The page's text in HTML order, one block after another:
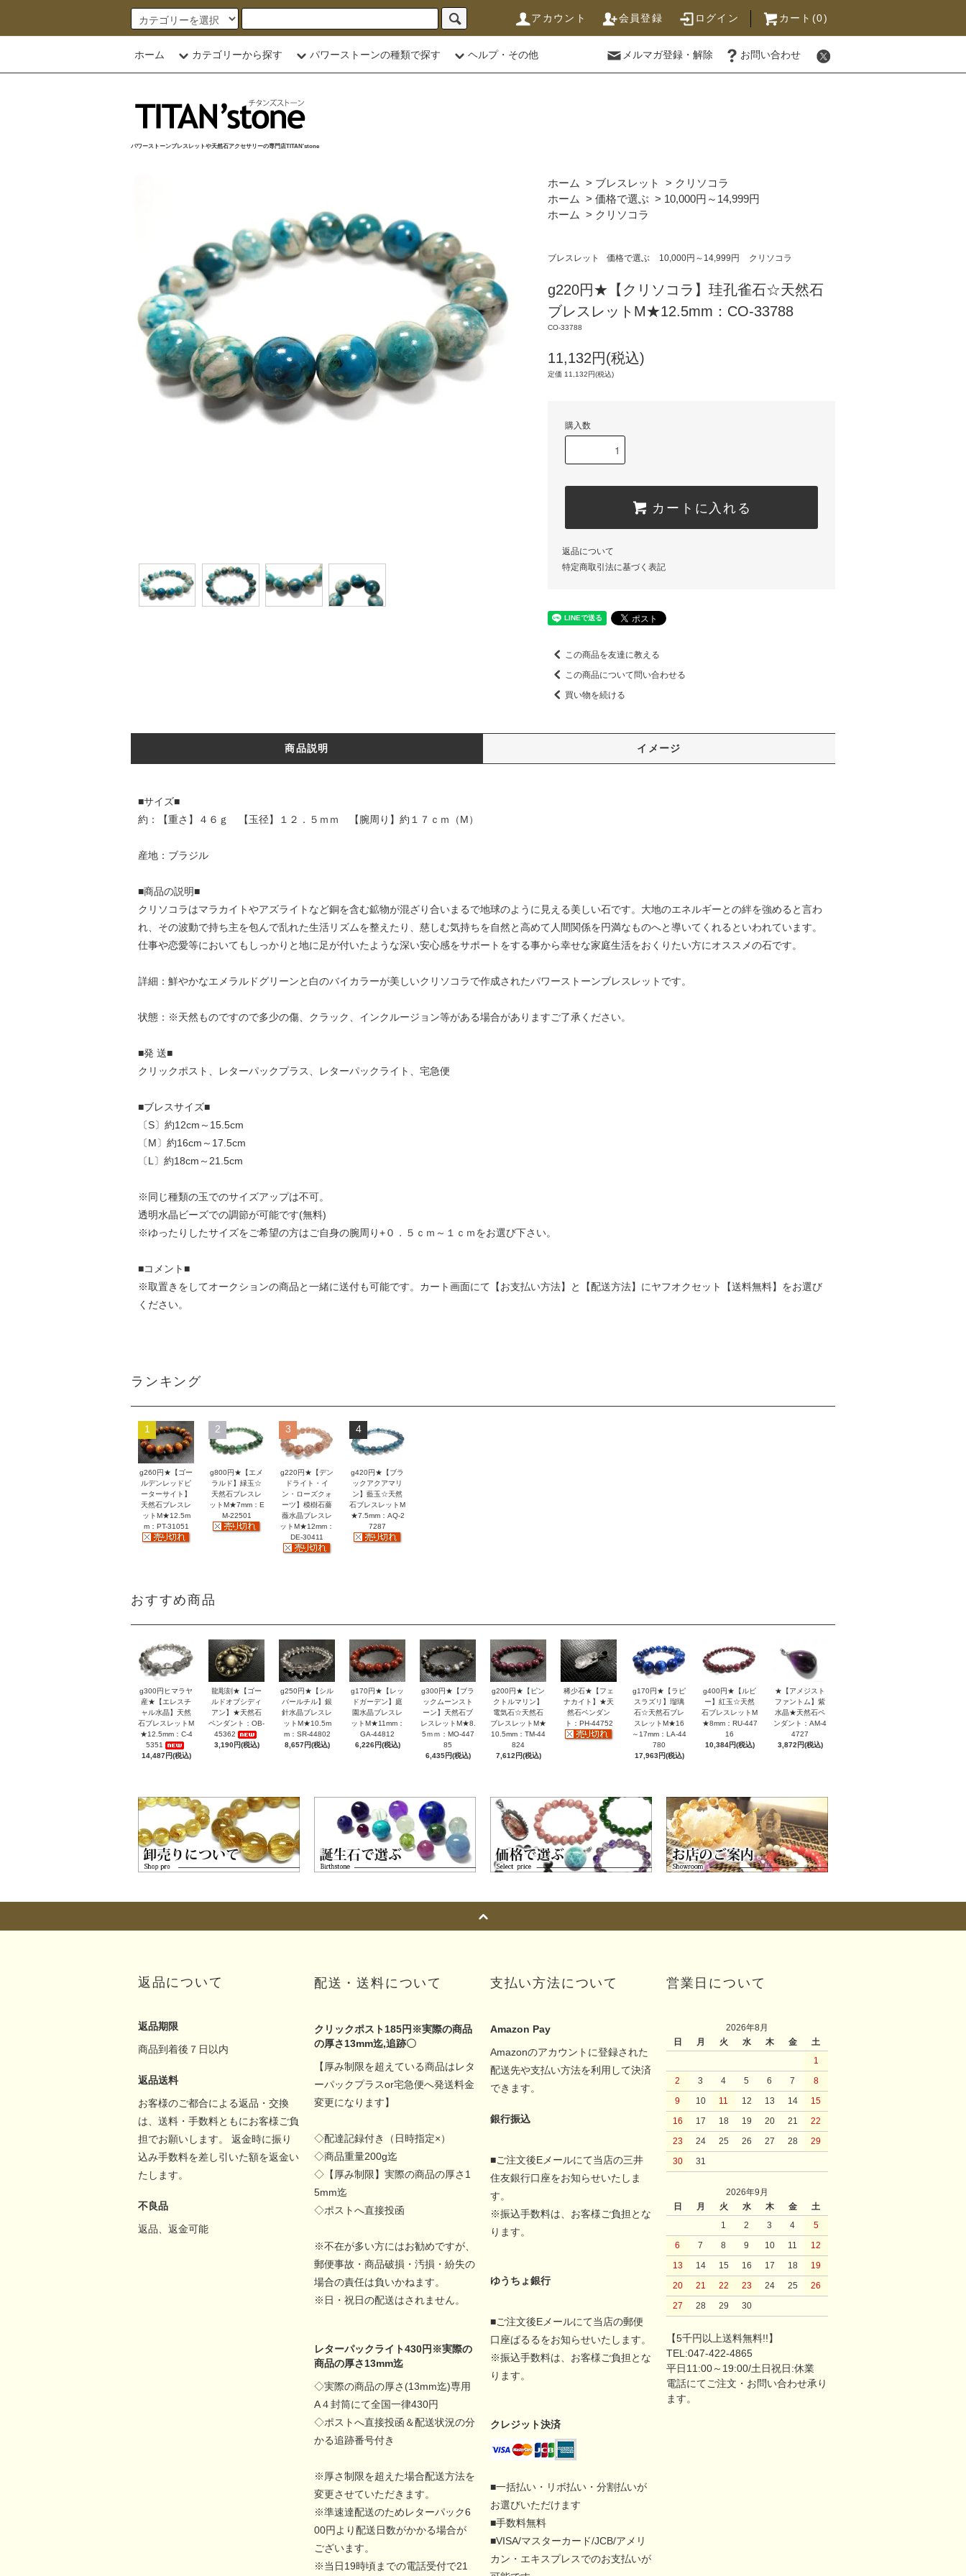
アカウント 会員登録 ログイン カート(0)
ホーム カテゴリーから探す パワーストーンの種類で探す ヘルプ・その他 メルマガ登録・解除 お問い合わせ
パワーストーンブレスレットや天然石アクセサリーの専門店TITAN'stone
ホーム > ブレスレット > クリソコラ
ホーム > 価格で選ぶ > 10,000円～14,999円
ホーム > クリソコラ
ブレスレット 価格で選ぶ 10,000円～14,999円 クリソコラ
g220円★【クリソコラ】珪孔雀石☆天然石
ブレスレットM★12.5mm：CO-33788
CO-33788
11,132円(税込)
定価 11,132円(税込)
購入数
カートに入れる
返品について
特定商取引法に基づく表記
この商品を友達に教える
この商品について問い合わせる
買い物を続ける
商品説明 イメージ
■サイズ■
約：【重さ】４６ｇ 【玉径】１２．５ｍｍ 【腕周り】約１７ｃｍ（M）
産地：ブラジル
■商品の説明■
クリソコラはマラカイトやアズライトなど銅を含む鉱物が混ざり合いまるで地球のように見える美しい石です。大地のエネルギーとの絆を強めると言わ
れ、その波動で持ち主を包んで乱れた生活リズムを整えたり、慈しむ気持ちを自然と高めて人間関係を円満なものへと導いてくれるといわれています。
仕事や恋愛等においてもしっかりと地に足が付いたような深い安心感をサポートをする事から幸せな家庭生活をおくりたい方にオススメの石です。
詳細：鮮やかなエメラルドグリーンと白のバイカラーが美しいクリソコラで作成されたパワーストーンブレスレットです。
状態：※天然ものですので多少の傷、クラック、インクルージョン等がある場合がありますご了承ください。
■発 送■
クリックポスト、レターパックプラス、レターパックライト、宅急便
■ブレスサイズ■
〔S〕約12cm～15.5cm
〔M〕約16cm～17.5cm
〔L〕約18cm～21.5cm
※同じ種類の玉でのサイズアップは不可。
透明水晶ビーズでの調節が可能です(無料)
※ゆったりしたサイズをご希望の方はご自身の腕周り+０．５ｃｍ～１ｃｍをお選び下さい。
■コメント■
※取置きをしてオークションの商品と一緒に送付も可能です。カート画面にて【お支払い方法】と【配送方法】にヤフオクセット【送料無料】をお選び
ください。
ランキング
1
g260円★【ゴー
ルデンレッドピ
ーターサイト】
天然石ブレスレ
ットM★12.5m
m：PT-31051
2
g800円★【エメ
ラルド】緑玉☆
天然石ブレスレ
ットM★7mm：E
M-22501
3
g220円★【デン
ドライト・イ
ン・ローズクォ
ーツ】模樹石薔
薇水晶ブレスレ
ットM★12mm：
DE-30411
4
g420円★【ブラ
ックアクアマリ
ン】藍玉☆天然
石ブレスレットM
★7.5mm：AQ-2
7287
おすすめ商品
g300円ヒマラヤ
産★【エレスチ
ャル水晶】天然
石ブレスレットM
★12.5mm：C-4
5351
14,487円(税込)
龍彫刻★【ゴー
ルドオブシディ
アン】★天然石
ペンダント：OB-
45362
3,190円(税込)
g250円★【シル
バールチル】銀
針水晶ブレスレ
ットM★10.5m
m：SR-44802
8,657円(税込)
g170円★【レッ
ドガーデン】庭
園水晶ブレスレ
ットM★11mm：
GA-44812
6,226円(税込)
g300円★【ブラ
ックムーンスト
ーン】天然石ブ
レスレットM★8.
5ｍｍ：MO-447
85
6,435円(税込)
g200円★【ピン
クトルマリン】
電気石☆天然石
ブレスレットM★
10.5mm：TM-44
824
7,612円(税込)
稀少石★【フェ
ナカイト】★天
然石ペンダン
ト：PH-44752
g170円★【ラピ
スラズリ】瑠璃
石☆天然石ブレ
スレットM★16
～17mm：LA-44
780
17,963円(税込)
g400円★【ルビ
ー】紅玉☆天然
石ブレスレットM
★8mm：RU-447
16
10,384円(税込)
★【アメジスト
ファントム】紫
水晶★天然石ペ
ンダント：AM-4
4727
3,872円(税込)
返品について
返品期限
商品到着後７日以内
返品送料
お客様のご都合による返品・交換
は、送料・手数料ともにお客様ご負
担でお願いします。 返金時に振り
込み手数料を差し引いた額を返金い
たします。
不良品
返品、返金可能
配送・送料について
クリックポスト185円※実際の商品
の厚さ13mm迄,追跡〇
【厚み制限を超えている商品はレタ
ーパックプラスor宅急便へ発送料金
変更になります】
◇配達記録付き（日時指定×）
◇商品重量200g迄
◇【厚み制限】実際の商品の厚さ1
5mm迄
◇ポストへ直接投函
※不在が多い方にはお勧めですが、
郵便事故・商品破損・汚損・紛失の
場合の責任は負いかねます。
※日・祝日の配送はされません。
レターパックライト430円※実際の
商品の厚さ13mm迄
◇実際の商品の厚さ(13mm迄)専用
A４封筒にて全国一律430円
◇ポストへ直接投函＆配送状況の分
かる追跡番号付き
※厚さ制限を超えた場合配送方法を
変更させていただきます。
※準速達配送のためレターパック6
00円より配送日数がかかる場合が
ございます。
※当日19時頃までの電話受付で21
支払い方法について
Amazon Pay
Amazonのアカウントに登録された
配送先や支払い方法を利用して決済
できます。
銀行振込
■ご注文後Eメールにて当店の三井
住友銀行口座をお知らせいたしま
す。
※振込手数料は、お客様ご負担とな
ります。
ゆうちょ銀行
■ご注文後Eメールにて当店の郵便
口座ぱるるをお知らせいたします。
※振込手数料は、お客様ご負担とな
ります。
クレジット決済
■一括払い・リボ払い・分割払いが
お選びいただけます
■手数料無料
■VISA/マスターカード/JCB/アメリ
カン・エキスプレスでのお支払いが
営業日について
2026年8月
日
月 火 水 木 金
土
1
2
3 4 5 6 7
8
9
10 11 12 13 14
15
16
17 18 19 20 21
22
23
24 25 26 27 28
29
30
31
2026年9月
日
月 火 水 木 金
土
1
2 3 4
5
6
7 8 9 10 11
12
13
14 15 16 17 18
19
20
21 22 23 24 25
26
27
28 29 30
【5千円以上送料無料!!】
TEL:047-422-4865
平日11:00～19:00/土日祝日:休業
電話にてご注文・お問い合わせ承り
ます。